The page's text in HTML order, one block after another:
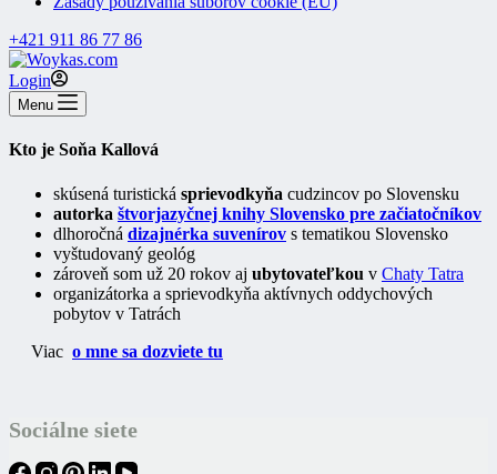
+421 911 86 77 86
Login
Menu
Kto je Soňa Kallová
skúsená turistická sprievodkyňa cudzincov po Slovensku
autorka štvorjazyčnej knihy Slovensko pre začiatočníkov
dlhoročná dizajnérka suvenírov s tematikou Slovensko
vyštudovaný geológ
zároveň som už 20 rokov aj ubytovateľkou v Chaty Tatra
organizátorka a sprievodkyňa aktívnych oddychových
pobytov v Tatrách
Viac o mne sa dozviete tu
Sociálne siete